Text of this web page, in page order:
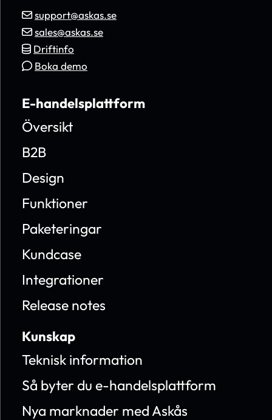
support@askas.se
sales@askas.se
Driftinfo
Boka demo
E-handelsplattform
Översikt
B2B
Design
Funktioner
Paketeringar
Kundcase
Integrationer
Release notes
Kunskap
Teknisk information
Så byter du e-handelsplattform
Nya marknader med Askås